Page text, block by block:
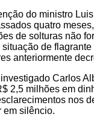
do ministro
quatro
de solturas não
de
anteriormente
Carlos
2,5 milhões em
nos
em silêncio.